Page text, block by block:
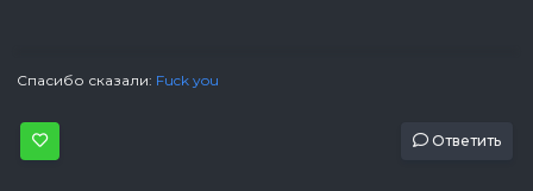
Спасибо сказали: Fuck you
Ответить